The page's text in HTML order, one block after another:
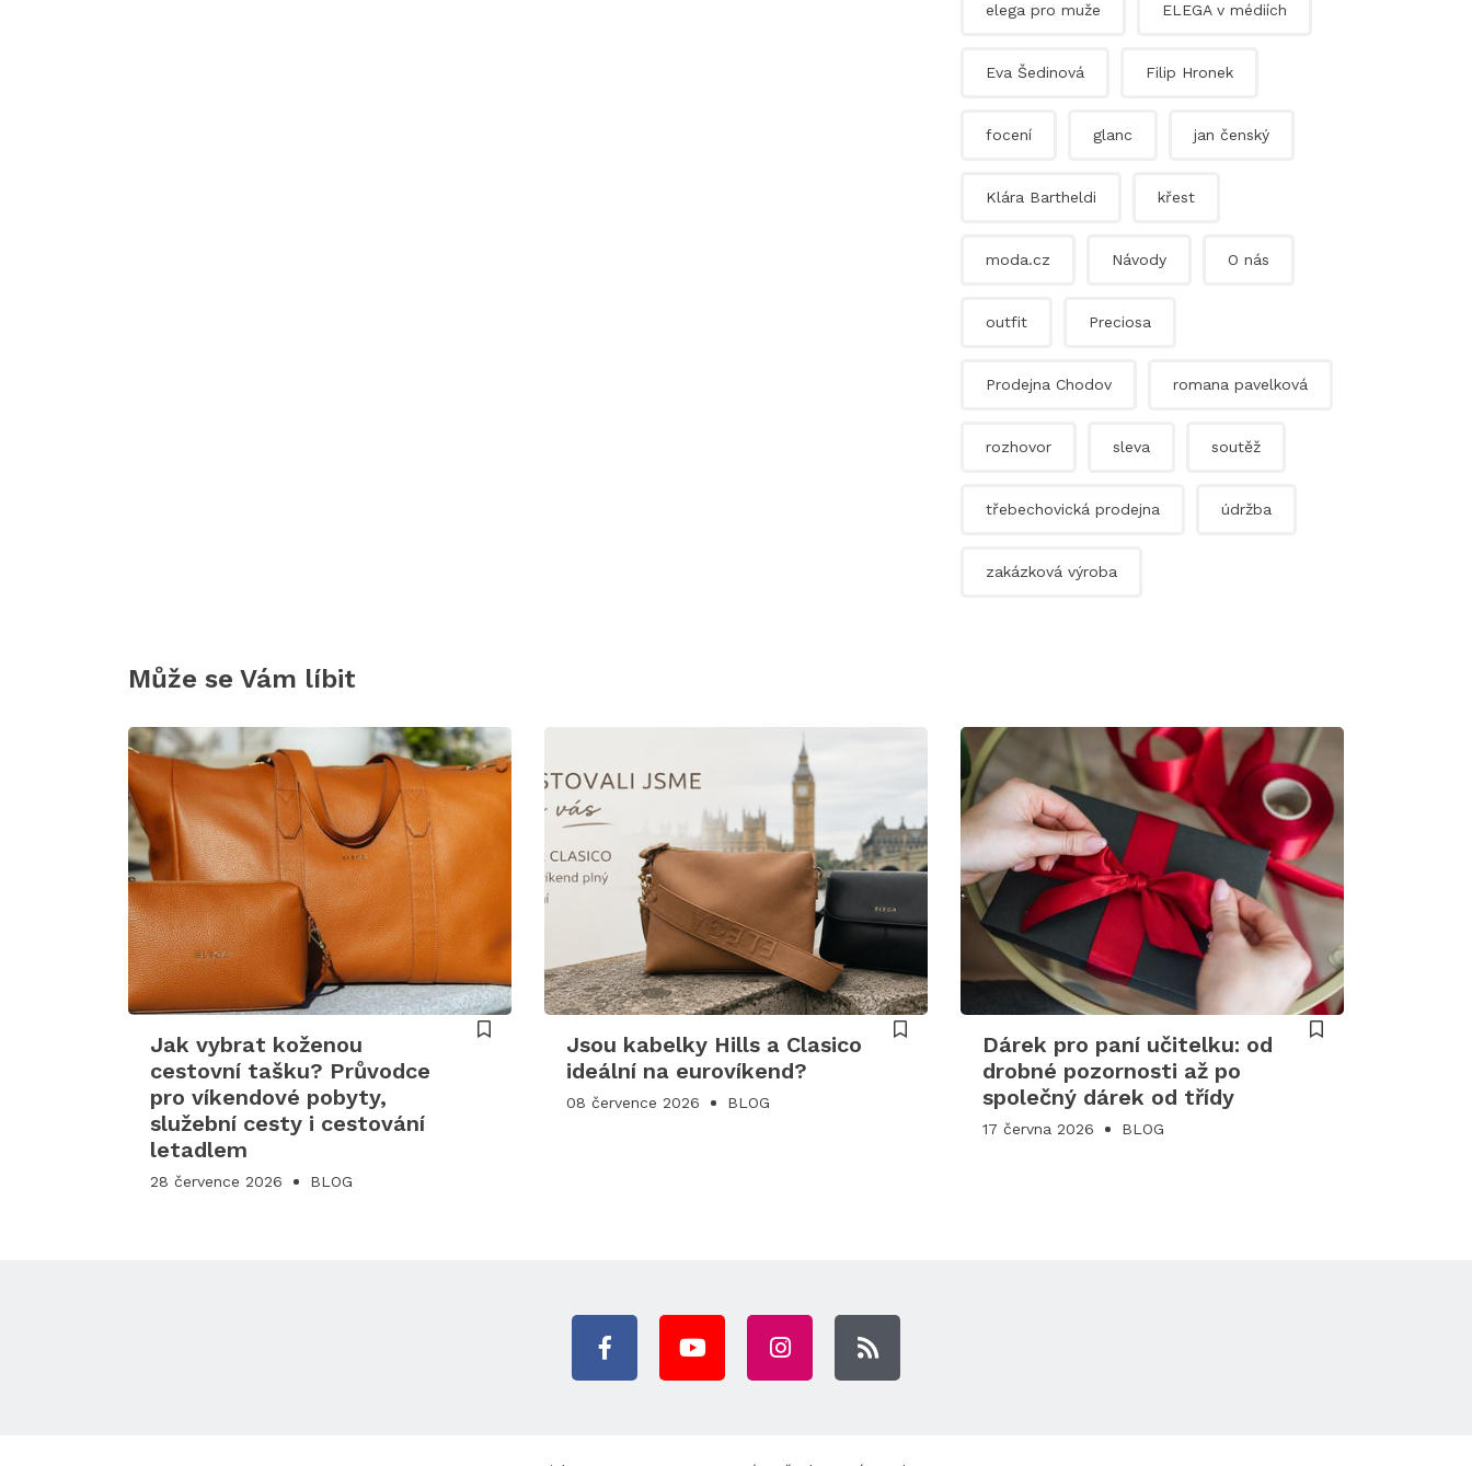
elega pro muže ELEGA v médiích
Eva Šedinová Filip Hronek
focení glanc jan čenský
Klára Bartheldi křest
moda.cz Návody O nás
outfit Preciosa
Prodejna Chodov romana pavelková
rozhovor sleva soutěž
třebechovická prodejna údržba
zakázková výroba
Může se Vám líbit
Jak vybrat koženou
cestovní tašku? Průvodce
pro víkendové pobyty,
služební cesty i cestování
letadlem
28 července 2026 BLOG
Jsou kabelky Hills a Clasico
ideální na eurovíkend?
08 července 2026 BLOG
Dárek pro paní učitelku: od
drobné pozornosti až po
společný dárek od třídy
17 června 2026 BLOG